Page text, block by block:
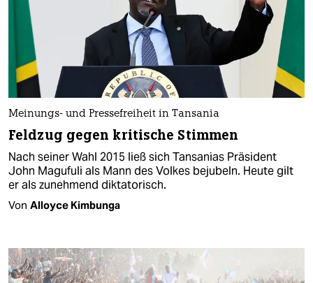
Meinungs- und Pressefreiheit in Tansania
Feldzug gegen kritische Stimmen
Nach seiner Wahl 2015 ließ sich Tansanias Präsident
John Magufuli als Mann des Volkes bejubeln. Heute gilt
er als zunehmend diktatorisch.
Von Alloyce Kimbunga